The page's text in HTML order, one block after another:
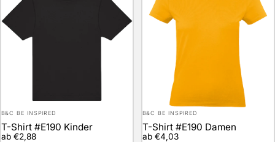
Anbieter:
B&C BE INSPIRED
T-Shirt #E190 Kinder
ab €2,88
Anbieter:
B&C BE INSPIRED
T-Shirt #E190 Damen
ab €4,03